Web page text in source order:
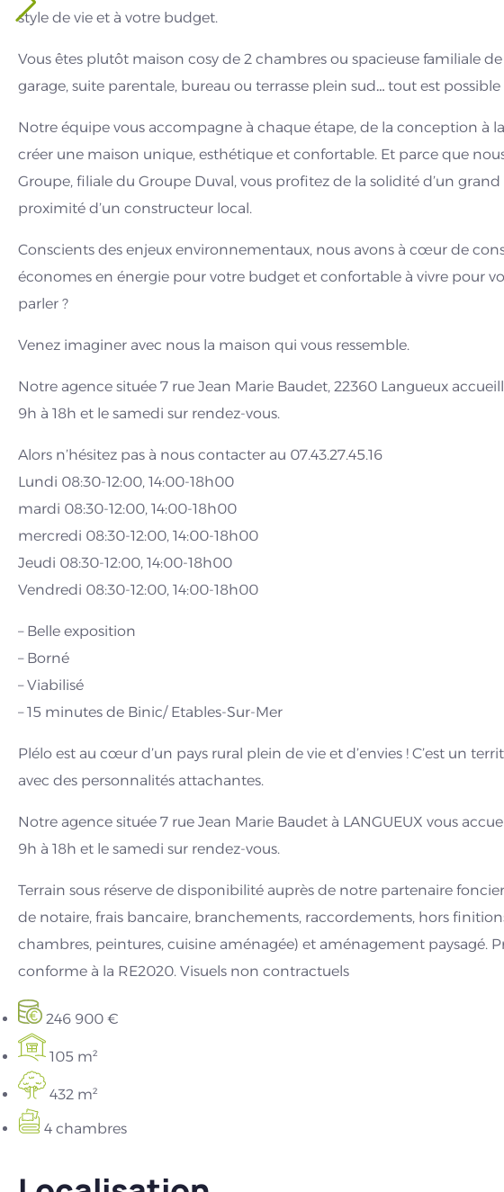
style de vie et à votre budget.
Vous êtes plutôt maison cosy de 2 chambres ou spacieuse familiale
garage, suite parentale, bureau ou terrasse plein sud… tout est possible
Notre équipe vous accompagne à chaque étape, de la conception à
créer une maison unique, esthétique et confortable. Et parce que
Groupe, filiale du Groupe Duval, vous profitez de la solidité d’un
proximité d’un constructeur local.
Conscients des enjeux environnementaux, nous avons à cœur de
économes en énergie pour votre budget et confortable à vivre pour
parler ?
Venez imaginer avec nous la maison qui vous ressemble.
Notre agence située 7 rue Jean Marie Baudet, 22360 Langueux
9h à 18h et le samedi sur rendez-vous.
Alors n’hésitez pas à nous contacter au 07.43.27.45.16
Lundi 08:30-12:00, 14:00-18h00
mardi 08:30-12:00, 14:00-18h00
mercredi 08:30-12:00, 14:00-18h00
Jeudi 08:30-12:00, 14:00-18h00
Vendredi 08:30-12:00, 14:00-18h00
– Belle exposition
– Borné
– Viabilisé
– 15 minutes de Binic/ Etables-Sur-Mer
Plélo est au cœur d’un pays rural plein de vie et d’envies ! C’est un
avec des personnalités attachantes.
Notre agence située 7 rue Jean Marie Baudet à LANGUEUX vous
9h à 18h et le samedi sur rendez-vous.
Terrain sous réserve de disponibilité auprès de notre partenaire
de notaire, frais bancaire, branchements, raccordements, hors
chambres, peintures, cuisine aménagée) et aménagement paysagé.
conforme à la RE2020. Visuels non contractuels
246 900 €
105 m²
432 m²
4 chambres